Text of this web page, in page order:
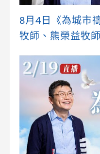
8月4日《為城市
牧師、熊榮益牧師